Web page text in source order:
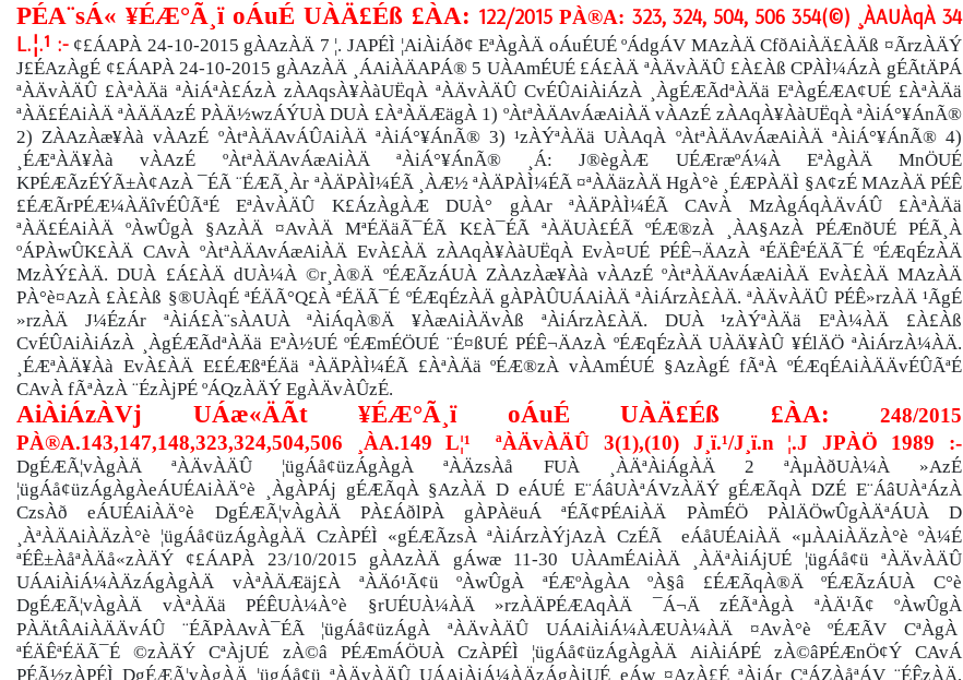
PÉA¨sÁ« ¥ÉÆ°Ã¸ï oÁuÉ UÀÄ£Éß £ÀA: 122/2015 PÀ®A: 323, 324, 504, 506 354(©) ¸ÀAUÀqÀ 34
L.¦.¹ :- ¢£ÁAPÀ 24-10-2015 gÀAzÀÄ 7 ¦. JAPÉÌ ¦AiÀiÁð¢ EªÀgÀÄ oÁuÉUÉ ºÁdgÁV MAzÀÄ CfðAiÀÄ£ÀÄß ¤ÃrzÀÄÝ
J£ÉAzÀgÉ ¢£ÁAPÀ 24-10-2015 gÀAzÀÄ ¸ÁAiÀÄAPÁ® 5 UÀAmÉUÉ £Á£ÀÄ ªÀÄvÀÄÛ £À£Àß CPÀÌ¼ÁzÀ gÉÃtÄPÁ
ªÀÄvÀÄÛ £ÀªÀÄä ªÀiÁªÀ£ÁzÀ zÀAqsÀ¥ÀàUËqÀ ªÀÄvÀÄÛ CvÉÛAiÀiÁzÀ ¸ÀgÉÆÃdªÀÄä EªÀgÉÆA¢UÉ £ÀªÀÄä
ªÀÄ£ÉAiÀÄ ªÀÄÄAzÉ PÀÄ½wzÁÝUÀ DUÀ £ÀªÀÄÆägÀ 1) ºÀtªÀÄAvÁæAiÀÄ vÀAzÉ zÀAqÀ¥ÀàUËqÀ ªÀiÁ°¥ÁnÃ®
2) ZÀAzÀæ¥Àà vÀAzÉ ºÀtªÀÄAvÁÛAiÀÄ ªÀiÁ°¥ÁnÃ® 3) ¹zÀÝªÀÄä UÀAqÀ ºÀtªÀÄAvÁæAiÀÄ ªÀiÁ°¥ÁnÃ® 4)
¸ÉÆªÀÄ¥Àà vÀAzÉ ºÀtªÀÄAvÁæAiÀÄ ªÀiÁ°¥ÁnÃ® ¸Á: J®ègÀÆ UÉÆræºÁ¼À EªÀgÀÄ MnÖUÉ
KPÉÆÃzÉÝÃ±À¢AzÀ ¯ÉÃ ¨ÉÆÃ¸Àr ªÀÄPÀÌ¼ÉÃ ¸ÀÆ½ ªÀÄPÀÌ¼ÉÃ ¤ªÀÄäzÀÄ HgÀ°è ¸ÉÆPÀÄÌ §A¢zÉ MAzÀÄ PÉÊ
£ÉÆÃrPÉÆ¼ÀÄîvÉÛÃªÉ EªÀvÀÄÛ K£ÁzÀgÀÆ DUÀ° gÀAr ªÀÄPÀÌ¼ÉÃ CAvÀ MzÀgÁqÀÄvÁÛ £ÀªÀÄä
ªÀÄ£ÉAiÀÄ ºÀwÛgÀ §AzÀÄ ¤AvÀÄ MªÉÄäÃ¯ÉÃ K£À¯ÉÃ ªÀÄUÀ£ÉÃ ºÉÆ®zÀ ¸ÀA§AzÀ PÉÆnðUÉ PÉÃ¸À
ºÁPÀwÛK£ÀÄ CAvÀ ºÀtªÀÄAvÁæAiÀÄ EvÀ£ÀÄ zÀAqÀ¥ÀàUËqÀ EvÀ¤UÉ PÉÊ¬ÄAzÀ ªÉÄÊªÉÄÃ¯É ºÉÆqÉzÀÄ
MzÀÝ£ÀÄ. DUÀ £Á£ÀÄ dUÀ¼À ©r¸À®Ä ºÉÆÃzÁUÀ ZÀAzÀæ¥Àà vÀAzÉ ºÀtªÀÄAvÁæAiÀÄ EvÀ£ÀÄ MAzÀÄ
PÀ°è¤AzÀ £À£Àß §®UÀqÉ ªÉÄÃ°Q£À ªÉÄÃ¯É ºÉÆqÉzÀÄ gÀPÀÛUÁAiÀÄ ªÀiÁrzÀ£ÀÄ. ªÀÄvÀÄÛ PÉÊ»rzÀÄ ¹ÃgÉ
»rzÀÄ J¼ÉzÁr ªÀiÁ£À¨sÀAUÀ ªÀiÁqÀ®Ä ¥ÀæAiÀÄvÀß ªÀiÁrzÀ£ÀÄ. DUÀ ¹zÀÝªÀÄä EªÀ¼ÀÄ £À£Àß
CvÉÛAiÀiÁzÀ ¸ÀgÉÆÃdªÀÄä EªÀ½UÉ ºÉÆmÉÖUÉ ¨É¤ßUÉ PÉÊ¬ÄAzÀ ºÉÆqÉzÀÄ UÀÄ¥ÀÛ ¥ÉlÄÖ ªÀiÁrzÀ¼ÀÄ.
¸ÉÆªÀÄ¥Àà EvÀ£ÀÄ E£ÉÆßªÉÄä ªÀÄPÀÌ¼ÉÃ £ÀªÀÄä ºÉÆ®zÀ vÀAmÉUÉ §AzÀgÉ fÃªÀ ºÉÆqÉAiÀÄÄvÉÛÃªÉ
CAvÀ fÃªÀzÀ ¨ÉzÀjPÉ ºÁQzÀÄÝ EgÀÄvÀÛzÉ.
AiÀiÁzÀVj UÁæ«ÄÃt ¥ÉÆ°Ã¸ï oÁuÉ UÀÄ£Éß £ÀA: 248/2015
PÀ®A.143,147,148,323,324,504,506 ¸ÀA.149 L¦¹
ªÀÄvÀÄÛ 3(1),(10) J¸ï.¹/J¸ï.n ¦.J JPÀÖ 1989 :-
DgÉÆÃ¦vÀgÀÄ ªÀÄvÀÄÛ ¦ügÁå¢üzÁgÀgÀ ªÀÄzsÀå FUÀ ¸ÀÄªÀiÁgÀÄ 2 ªÀµÀðUÀ¼À »AzÉ
¦ügÁå¢üzÁgÀgÀeÁUÉAiÀÄ°è ¸ÀgÀPÁj gÉÆÃqÀ §AzÀÄ D eÁUÉ E¨ÁâUÀªÁVzÀÄÝ gÉÆÃqÀ DZÉ E¨ÁâUÀªÁzÀ
CzsÀð eÁUÉAiÀÄ°è DgÉÆÃ¦vÀgÀÄ PÀ£ÁðlPÀ gÀPÀëuÁ ªÉÃ¢PÉAiÀÄ PÀmÉÖ PÀlÄÖwÛgÀÄªÁUÀ D
¸ÀªÀÄAiÀÄzÀ°è ¦ügÁå¢üzÁgÀgÀÄ CzÀPÉÌ «gÉÆÃzsÀ ªÀiÁrzÀÝjAzÀ CzÉÃ
eÁåUÉAiÀÄ «µÀAiÀÄzÀ°è ºÀ¼É
ªÉÊ±ÀåªÀÄå«zÀÄÝ ¢£ÁAPÀ 23/10/2015 gÀAzÀÄ gÁwæ 11-30 UÀAmÉAiÀÄ ¸ÀÄªÀiÁjUÉ ¦ügÁå¢ü ªÀÄvÀÄÛ
UÁAiÀiÁ¼ÀÄzÁgÀgÀÄ vÀªÀÄÆäj£À ªÀÄó¹Ã¢ü ºÀwÛgÀ ªÉÆºÀgÀA ºÀ§â £ÉÆÃqÀ®Ä ºÉÆÃzÁUÀ C°è
DgÉÆÃ¦vÀgÀÄ vÀªÀÄä PÉÊUÀ¼À°è §rUÉUÀ¼ÀÄ »rzÀÄPÉÆAqÀÄ ¯Á¬Ä zÉÃªÀgÀ ªÀÄ¹Ã¢ ºÀwÛgÀ
PÀÄtÂAiÀÄÄvÁÛ ¨ÉÃPÀAvÀ¯ÉÃ ¦ügÁå¢üzÁgÀ ªÀÄvÀÄÛ UÁAiÀiÁ¼ÀÆUÀ¼ÀÄ ¤AvÀ°è ºÉÆÃV CªÀgÀ
ªÉÄÊªÉÄÃ¯É ©zÀÄÝ CªÀjUÉ zÀ©â PÉÆmÁÖUÀ CzÀPÉÌ ¦ügÁå¢üzÁgÀgÀÄ AiÀiÁPÉ zÀ©âPÉÆnÖ¢Ý CAvÁ
PÉÃ½zÀPÉÌ DgÉÆÃ¦vÀgÀÄ ¦ügÁå¢ü ªÀÄvÀÄÛ UÁAiÀiÁ¼ÀÄzÁgÀjUÉ eÁw ¤AzÀ£É ªÀiÁr CªÁZÀåªÁV ¨ÉÊzÀÄ,